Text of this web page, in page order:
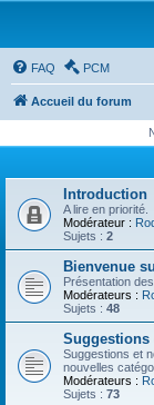
FAQ PCM
Accueil du forum
Introduction
A lire en priorité.
Modérateur :
Sujets : 2
Bienvenue
Présentation
Modérateurs :
Sujets : 48
Suggestions
Suggestions et
nouvelles
Modérateurs :
Sujets : 73